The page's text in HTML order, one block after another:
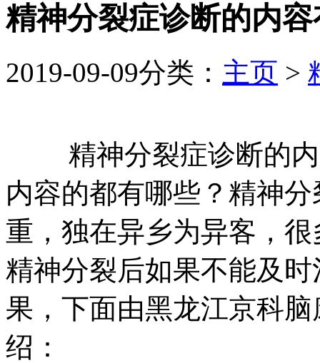
精神分裂症诊断的内
2019-09-09分类： 主页 >
精神分裂症诊断的内
内容的都有哪些？精神
重，独在异乡为异客，
精神分裂后如果不能及
果，下面由黑龙江京科
绍：